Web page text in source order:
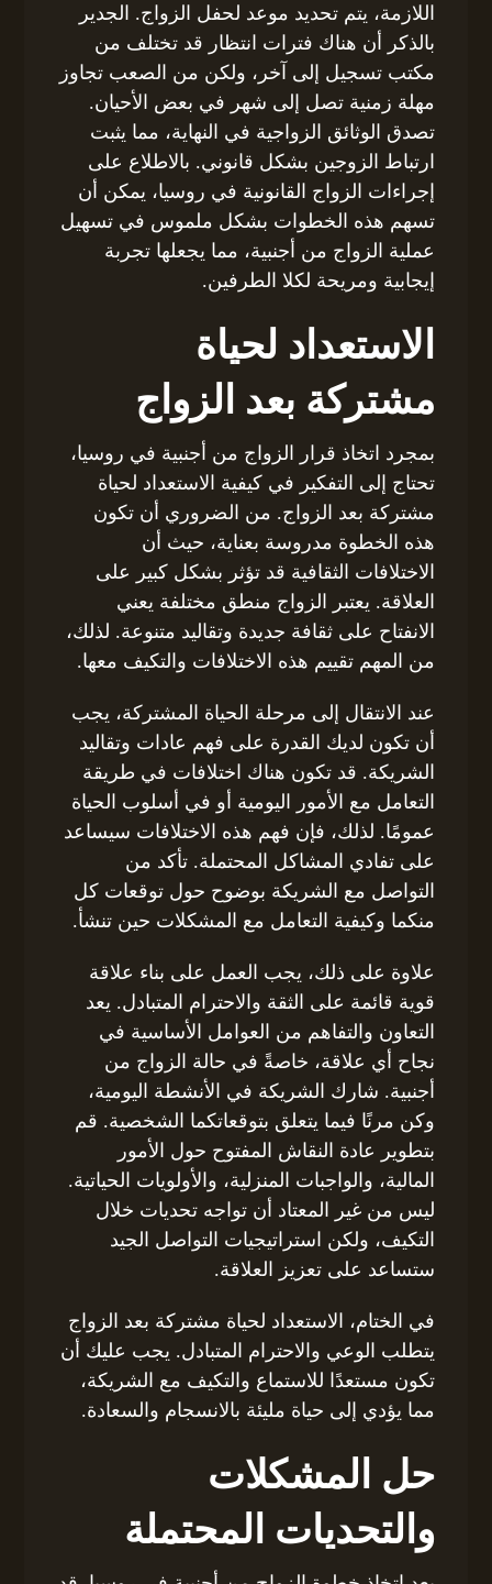
اللازمة، يتم تحديد موعد لحفل الزواج. الجدير
بالذكر أن هناك فترات انتظار قد تختلف من
مكتب تسجيل إلى آخر، ولكن من الصعب تجاوز
مهلة زمنية تصل إلى شهر في بعض الأحيان.
تصدق الوثائق الزواجية في النهاية، مما يثبت
ارتباط الزوجين بشكل قانوني. بالاطلاع على
إجراءات الزواج القانونية في روسيا، يمكن أن
تسهم هذه الخطوات بشكل ملموس في تسهيل
عملية الزواج من أجنبية، مما يجعلها تجربة
إيجابية ومريحة لكلا الطرفين.
الاستعداد لحياة
مشتركة بعد الزواج
بمجرد اتخاذ قرار الزواج من أجنبية في روسيا،
تحتاج إلى التفكير في كيفية الاستعداد لحياة
مشتركة بعد الزواج. من الضروري أن تكون
هذه الخطوة مدروسة بعناية، حيث أن
الاختلافات الثقافية قد تؤثر بشكل كبير على
العلاقة. يعتبر الزواج منطق مختلفة يعني
الانفتاح على ثقافة جديدة وتقاليد متنوعة. لذلك،
من المهم تقييم هذه الاختلافات والتكيف معها.
عند الانتقال إلى مرحلة الحياة المشتركة، يجب
أن تكون لديك القدرة على فهم عادات وتقاليد
الشريكة. قد تكون هناك اختلافات في طريقة
التعامل مع الأمور اليومية أو في أسلوب الحياة
عمومًا. لذلك، فإن فهم هذه الاختلافات سيساعد
على تفادي المشاكل المحتملة. تأكد من
التواصل مع الشريكة بوضوح حول توقعات كل
منكما وكيفية التعامل مع المشكلات حين تنشأ.
علاوة على ذلك، يجب العمل على بناء علاقة
قوية قائمة على الثقة والاحترام المتبادل. يعد
التعاون والتفاهم من العوامل الأساسية في
نجاح أي علاقة، خاصةً في حالة الزواج من
أجنبية. شارك الشريكة في الأنشطة اليومية،
وكن مرنًا فيما يتعلق بتوقعاتكما الشخصية. قم
بتطوير عادة النقاش المفتوح حول الأمور
المالية، والواجبات المنزلية، والأولويات الحياتية.
ليس من غير المعتاد أن تواجه تحديات خلال
التكيف، ولكن استراتيجيات التواصل الجيد
ستساعد على تعزيز العلاقة.
في الختام، الاستعداد لحياة مشتركة بعد الزواج
يتطلب الوعي والاحترام المتبادل. يجب عليك أن
تكون مستعدًا للاستماع والتكيف مع الشريكة،
مما يؤدي إلى حياة مليئة بالانسجام والسعادة.
حل المشكلات
والتحديات المحتملة